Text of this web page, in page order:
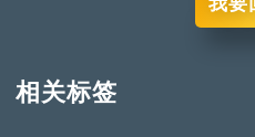
相关标签